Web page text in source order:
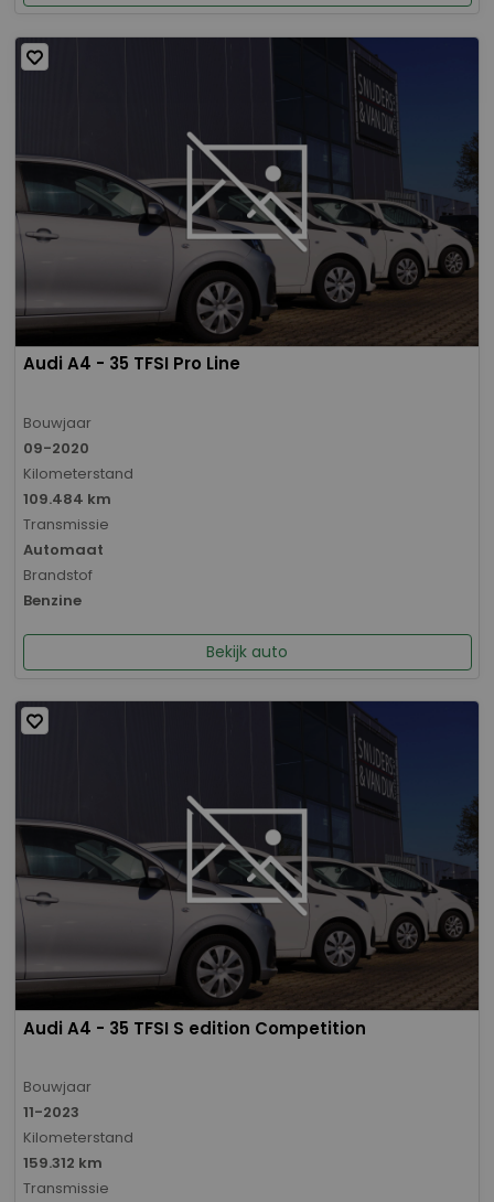
Audi A4 - 35 TFSI Pro Line
Bouwjaar
09-2020
Kilometerstand
109.484 km
Transmissie
Automaat
Brandstof
Benzine
Bekijk auto
Audi A4 - 35 TFSI S edition Competition
Bouwjaar
11-2023
Kilometerstand
159.312 km
Transmissie